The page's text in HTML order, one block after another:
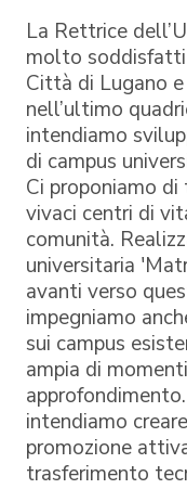
La Rettrice
molto
Città di Lugano
nell’ultimo
intendiamo
di campus
Ci proponiamo
vivaci centri di
comunità.
universitaria
avanti verso
impegniamo
sui campus
ampia di
intendiamo
promozione
trasferimento